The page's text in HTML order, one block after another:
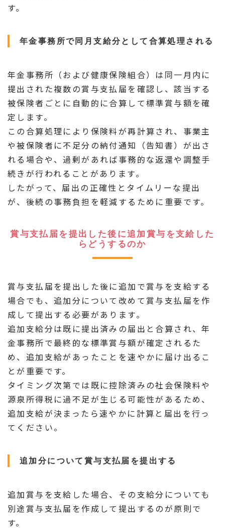
す。
年金事務所で同月支給分として合算処理される
年金事務所（および健康保険組合）は同一月内に
提出された複数の賞与支払届を確認し、該当する
被保険者ごとに自動的に合算して標準賞与額を確
定します。
この合算処理により保険料が再計算され、事業主
や被保険者に不足分の納付通知（告知書）が出さ
れる場合や、過剰があれば事務的な返還や調整手
続きが行われることがあります。
したがって、届出の正確性とタイムリーな提出
が、後続の事務負担を軽減するために重要です。
賞与支払届を提出した後に追加賞与を支給した
らどうするのか
賞与支払届を提出した後に追加で賞与を支給する
場合でも、追加分について改めて賞与支払届を作
成して提出する必要があります。
追加支給分は既に提出済みの届出と合算され、年
金事務所で最終的な標準賞与額が確定されるた
め、追加支給があったことを速やかに届け出るこ
とが重要です。
タイミング次第では既に控除済みの社会保険料や
源泉所得税に過不足が生じる可能性があるため、
追加支給が決まったら速やかに計算と届出を行っ
てください。
追加分について賞与支払届を提出する
追加賞与を支給した場合、その支給分についても
別途賞与支払届を作成して提出するのが原則で
す。